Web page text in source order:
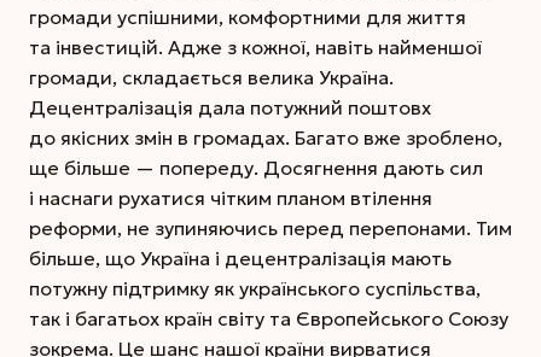
громади успішними, комфортними для життя
та інвестицій. Адже з кожної, навіть найменшої
громади, складається велика Україна.
Децентралізація дала потужний поштовх
до якісних змін в громадах. Багато вже зроблено,
ще більше — попереду. Досягнення дають сил
і наснаги рухатися чітким планом втілення
реформи, не зупиняючись перед перепонами. Тим
більше, що Україна і децентралізація мають
потужну підтримку як українського суспільства,
так і багатьох країн світу та Європейського Союзу
зокрема. Це шанс нашої країни вирватися